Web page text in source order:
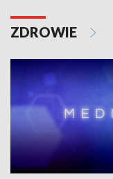
ZDROWIE